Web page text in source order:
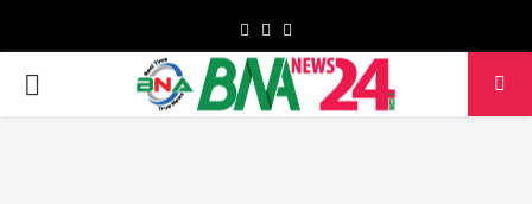
Facebook
Twitter
PRIMARY